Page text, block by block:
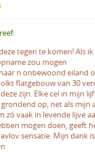
tegen te komen! Als ik
zou mogen
n onbewoond eiland
flatgebouw van 30
zijn. Elke cel in mijn
op, net als mijn
zó vaak in levende lijve
mogen doen, geeft
sensatie. Mijn dank